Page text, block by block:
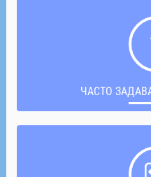
ЧАСТО